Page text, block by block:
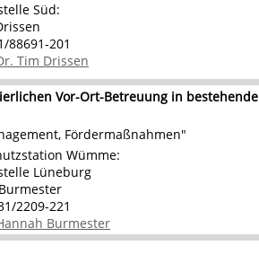
Süd:
88691-201
Tim Drissen
Vor-Ort-Betreuung in
Fördermaßnahmen"
Wümme:
Lüneburg
2209-221
Burmester